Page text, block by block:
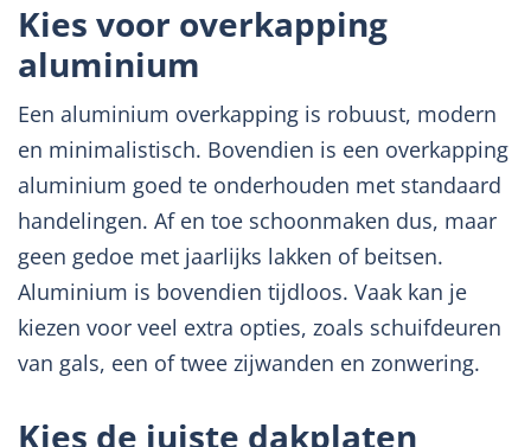
Kies voor overkapping
aluminium
Een aluminium overkapping is robuust, modern
en minimalistisch. Bovendien is een overkapping
aluminium goed te onderhouden met standaard
handelingen. Af en toe schoonmaken dus, maar
geen gedoe met jaarlijks lakken of beitsen.
Aluminium is bovendien tijdloos. Vaak kan je
kiezen voor veel extra opties, zoals schuifdeuren
van gals, een of twee zijwanden en zonwering.
Kies de juiste dakplaten